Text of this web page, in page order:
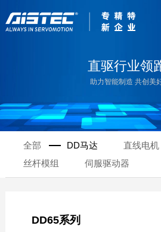
产品中心
客户案例
新闻资讯
直驱行业领
助力智能制造 共创美
全部 DD马达 直线电机
丝杆模组
伺服驱动器
DD65系列